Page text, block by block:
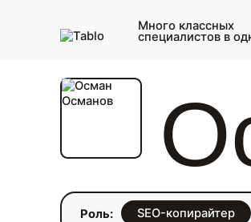
Много классных
специалистов в
Роль: SEO-копирайтер